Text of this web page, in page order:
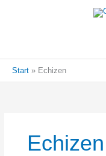
Start Echizen
Echizen